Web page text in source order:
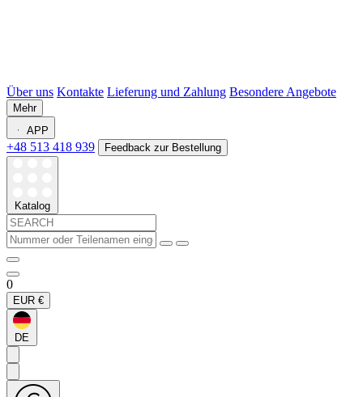
Über uns Kontakte Lieferung und Zahlung Besondere Angebote
Mehr
APP
+48 513 418 939 Feedback zur Bestellung
Katalog
0
EUR €
DE